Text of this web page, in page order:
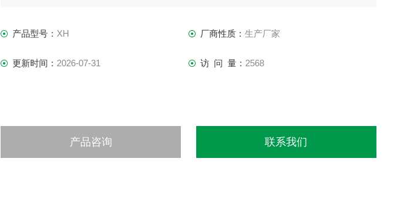
产品型号： XH 厂商性质： 生产厂家
更新时间： 2026-07-31 访 问 量： 2568
产品咨询 联系我们